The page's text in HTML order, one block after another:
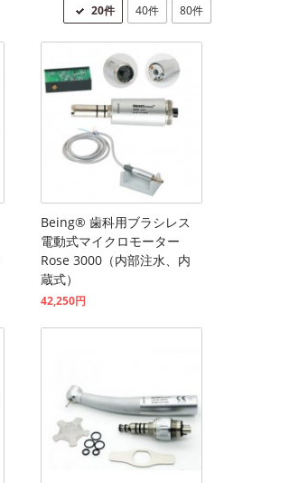
20件 40件 80件
Being® 歯科用ブラシレス
電動式マイクロモーター
Rose 3000（内部注水、内
蔵式）
42,250円